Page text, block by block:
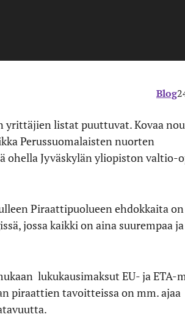
Blog
yrittäjien listat puuttuvat. Kovaa
Perussuomalaisten nuorten
ohella Jyväskylän yliopiston valtio-
Piraattipuolueen ehdokkaita on
jossa kaikki on aina suurempaa ja
lukukausimaksut EU- ja ETA-
piraattien tavoitteissa on mm. ajaa